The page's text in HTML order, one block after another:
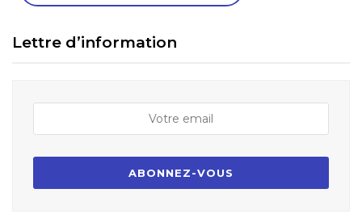
Lettre d’information